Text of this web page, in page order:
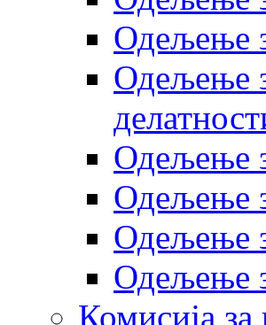
Одељење
Одељење
Одељење
Одељење
Одељење
Одељење
Комисија за